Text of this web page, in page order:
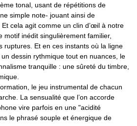
tonal, usant de répétitions de
simple note- jouant ainsi de
Et cela agit comme un clin d’œil à notre
motif inédit singulièrement familier,
ruptures. Et en ces instants où la ligne
un dessin rythmique tout en nuances, le
tranquille : une sûreté du timbre,
le jeu instrumental de chacun
La sensualité que l’on accorde
vire parfois en une "acidité
le phrasé souple et énergique de